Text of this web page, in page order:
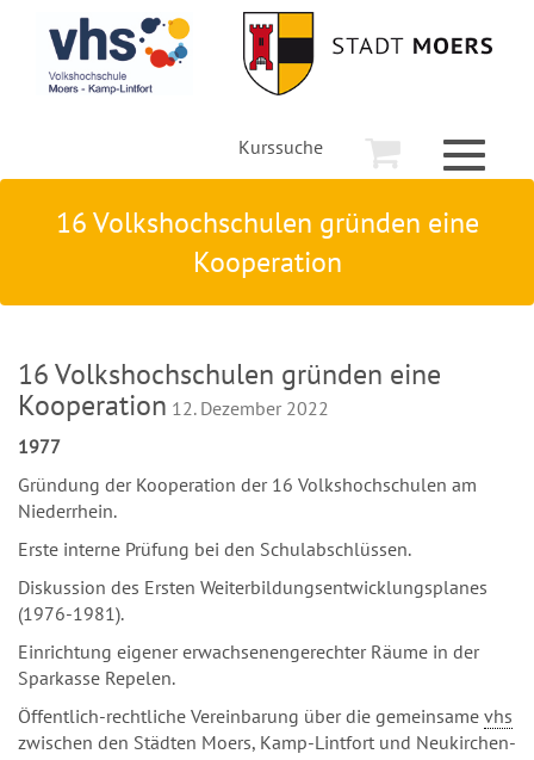
Kurssuche
Toggle
16 Volkshochschulen gründen eine
Kooperation
16 Volkshochschulen gründen eine
Kooperation 12. Dezember 2022
1977
Gründung der Kooperation der 16 Volkshochschulen am
Niederrhein.
Erste interne Prüfung bei den Schulabschlüssen.
Diskussion des Ersten Weiterbildungsentwicklungsplanes
(1976-1981).
Einrichtung eigener erwachsenengerechter Räume in der
Sparkasse Repelen.
Öffentlich-rechtliche Vereinbarung über die gemeinsame vhs
zwischen den Städten Moers, Kamp-Lintfort und Neukirchen-